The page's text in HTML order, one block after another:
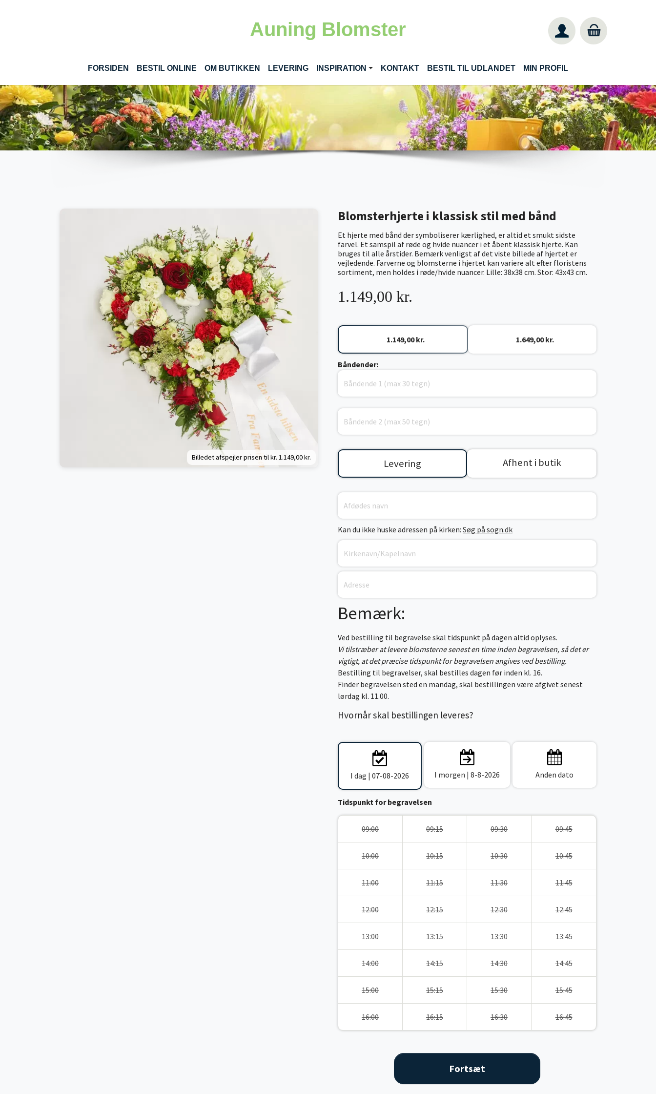
Auning Blomster
FORSIDEN BESTIL ONLINE(CURRENT)
OM BUTIKKEN LEVERING INSPIRATION KONTAKT BESTIL TIL UDLANDET MIN PROFIL
Billedet afspejler prisen til kr. 1.149,00 kr.
Blomsterhjerte i klassisk stil med bånd
Et hjerte med bånd der symboliserer kærlighed, er altid et smukt sidste
farvel. Et samspil af røde og hvide nuancer i et åbent klassisk hjerte. Kan
bruges til alle årstider. Bemærk venligst af det viste billede af hjertet er
vejledende. Farverne og blomsterne i hjertet kan variere alt efter floristens
sortiment, men holdes i røde/hvide nuancer. Lille: 38x38 cm. Stor: 43x43 cm.
1.149,00 kr.
1.149,00 kr. 1.649,00 kr.
Båndender:
Levering Afhent i butik
Kan du ikke huske adressen på kirken: Søg på sogn.dk
Bemærk:
Ved bestilling til begravelse skal tidspunkt på dagen altid oplyses.
Vi tilstræber at levere blomsterne senest en time inden begravelsen, så det er
vigtigt, at det præcise tidspunkt for begravelsen angives ved bestilling.
Bestilling til begravelser, skal bestilles dagen før inden kl. 16.
Finder begravelsen sted en mandag, skal bestillingen være afgivet senest
lørdag kl. 11.00.
Hvornår skal bestillingen leveres?
I dag | 07-08-2026 I morgen | 8-8-2026 Anden dato
Tidspunkt for begravelsen
09:00 09:15 09:30 09:45
10:00 10:15 10:30 10:45
11:00 11:15 11:30 11:45
12:00 12:15 12:30 12:45
13:00 13:15 13:30 13:45
14:00 14:15 14:30 14:45
15:00 15:15 15:30 15:45
16:00 16:15 16:30 16:45